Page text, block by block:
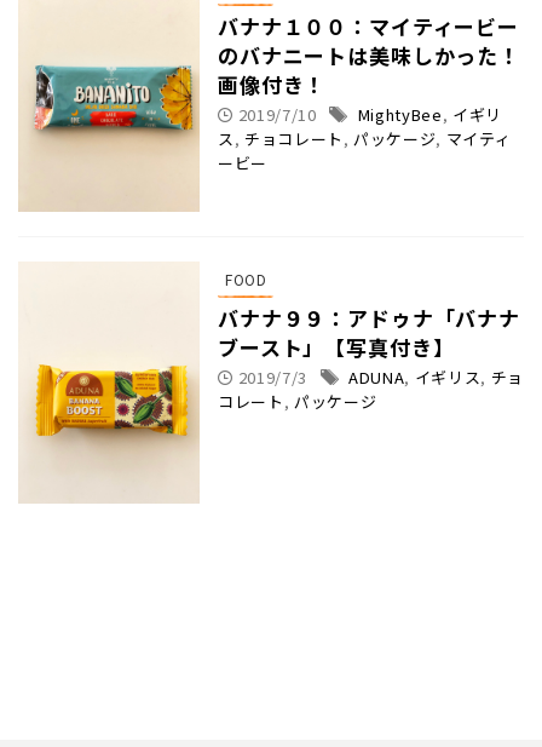
バナナ１００：マイティービー
のバナニートは美味しかった！
画像付き！
2019/7/10 MightyBee, イギリ
ス, チョコレート ,パッケージ, マイティ
ービー
FOOD
バナナ９９：アドゥナ「バナナ
ブースト」【写真付き】
2019/7/3 ADUNA, イギリス, チョ
コレート , パッケージ